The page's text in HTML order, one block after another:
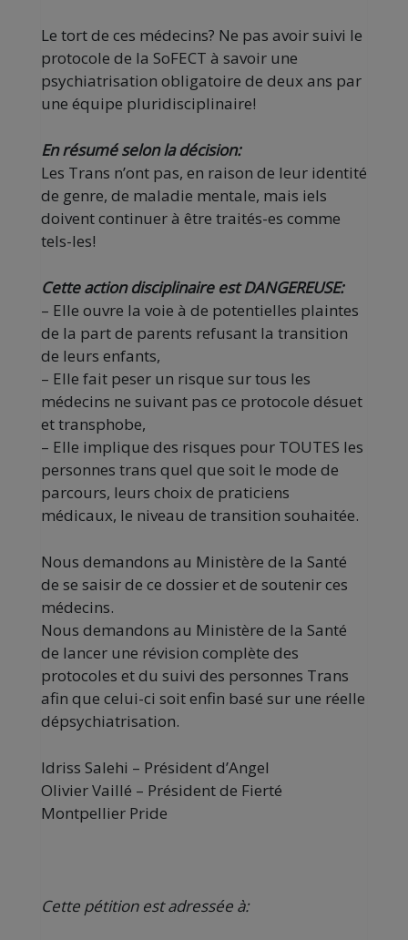
Le tort de ces médecins? Ne pas avoir suivi le
protocole de la SoFECT à savoir une
psychiatrisation obligatoire de deux ans par
une équipe pluridisciplinaire!
En résumé selon la décision:
Les Trans n’ont pas, en raison de leur identité
de genre, de maladie mentale, mais iels
doivent continuer à être traités-es comme
tels-les!
Cette action disciplinaire est DANGEREUSE:
– Elle ouvre la voie à de potentielles plaintes
de la part de parents refusant la transition
de leurs enfants,
– Elle fait peser un risque sur tous les
médecins ne suivant pas ce protocole désuet
et transphobe,
– Elle implique des risques pour TOUTES les
personnes trans quel que soit le mode de
parcours, leurs choix de praticiens
médicaux, le niveau de transition souhaitée.
Nous demandons au Ministère de la Santé
de se saisir de ce dossier et de soutenir ces
médecins.
Nous demandons au Ministère de la Santé
de lancer une révision complète des
protocoles et du suivi des personnes Trans
afin que celui-ci soit enfin basé sur une réelle
dépsychiatrisation.
Idriss Salehi – Président d’Angel
Olivier Vaillé – Président de Fierté
Montpellier Pride
Cette pétition est adressée à: